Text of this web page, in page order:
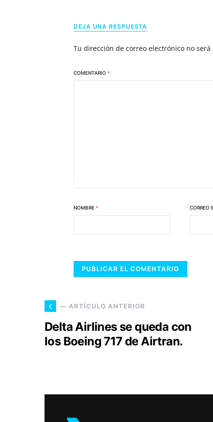
DEJA UNA RESPUESTA
Tu dirección de correo electrónico no
COMENTARIO *
NOMBRE * CORREO
— ARTÍCULO ANTERIOR
Delta Airlines se queda con
los Boeing 717 de Airtran.